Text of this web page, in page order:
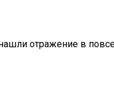
отражение в